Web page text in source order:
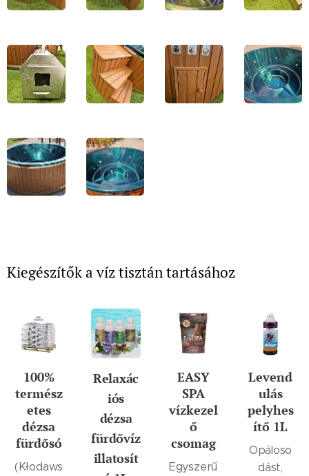
Kiegészítők a víz tisztán tartásához
100%
termész
etes
dézsa
fürdősó
(Kłodaws
Relaxác
iós
dézsa
fürdővíz
illatosít
EASY
SPA
vízkezel
ő
csomag
Egyszerű
Levend
ulás
pelyhes
ítő 1L
Opáloso
dást,